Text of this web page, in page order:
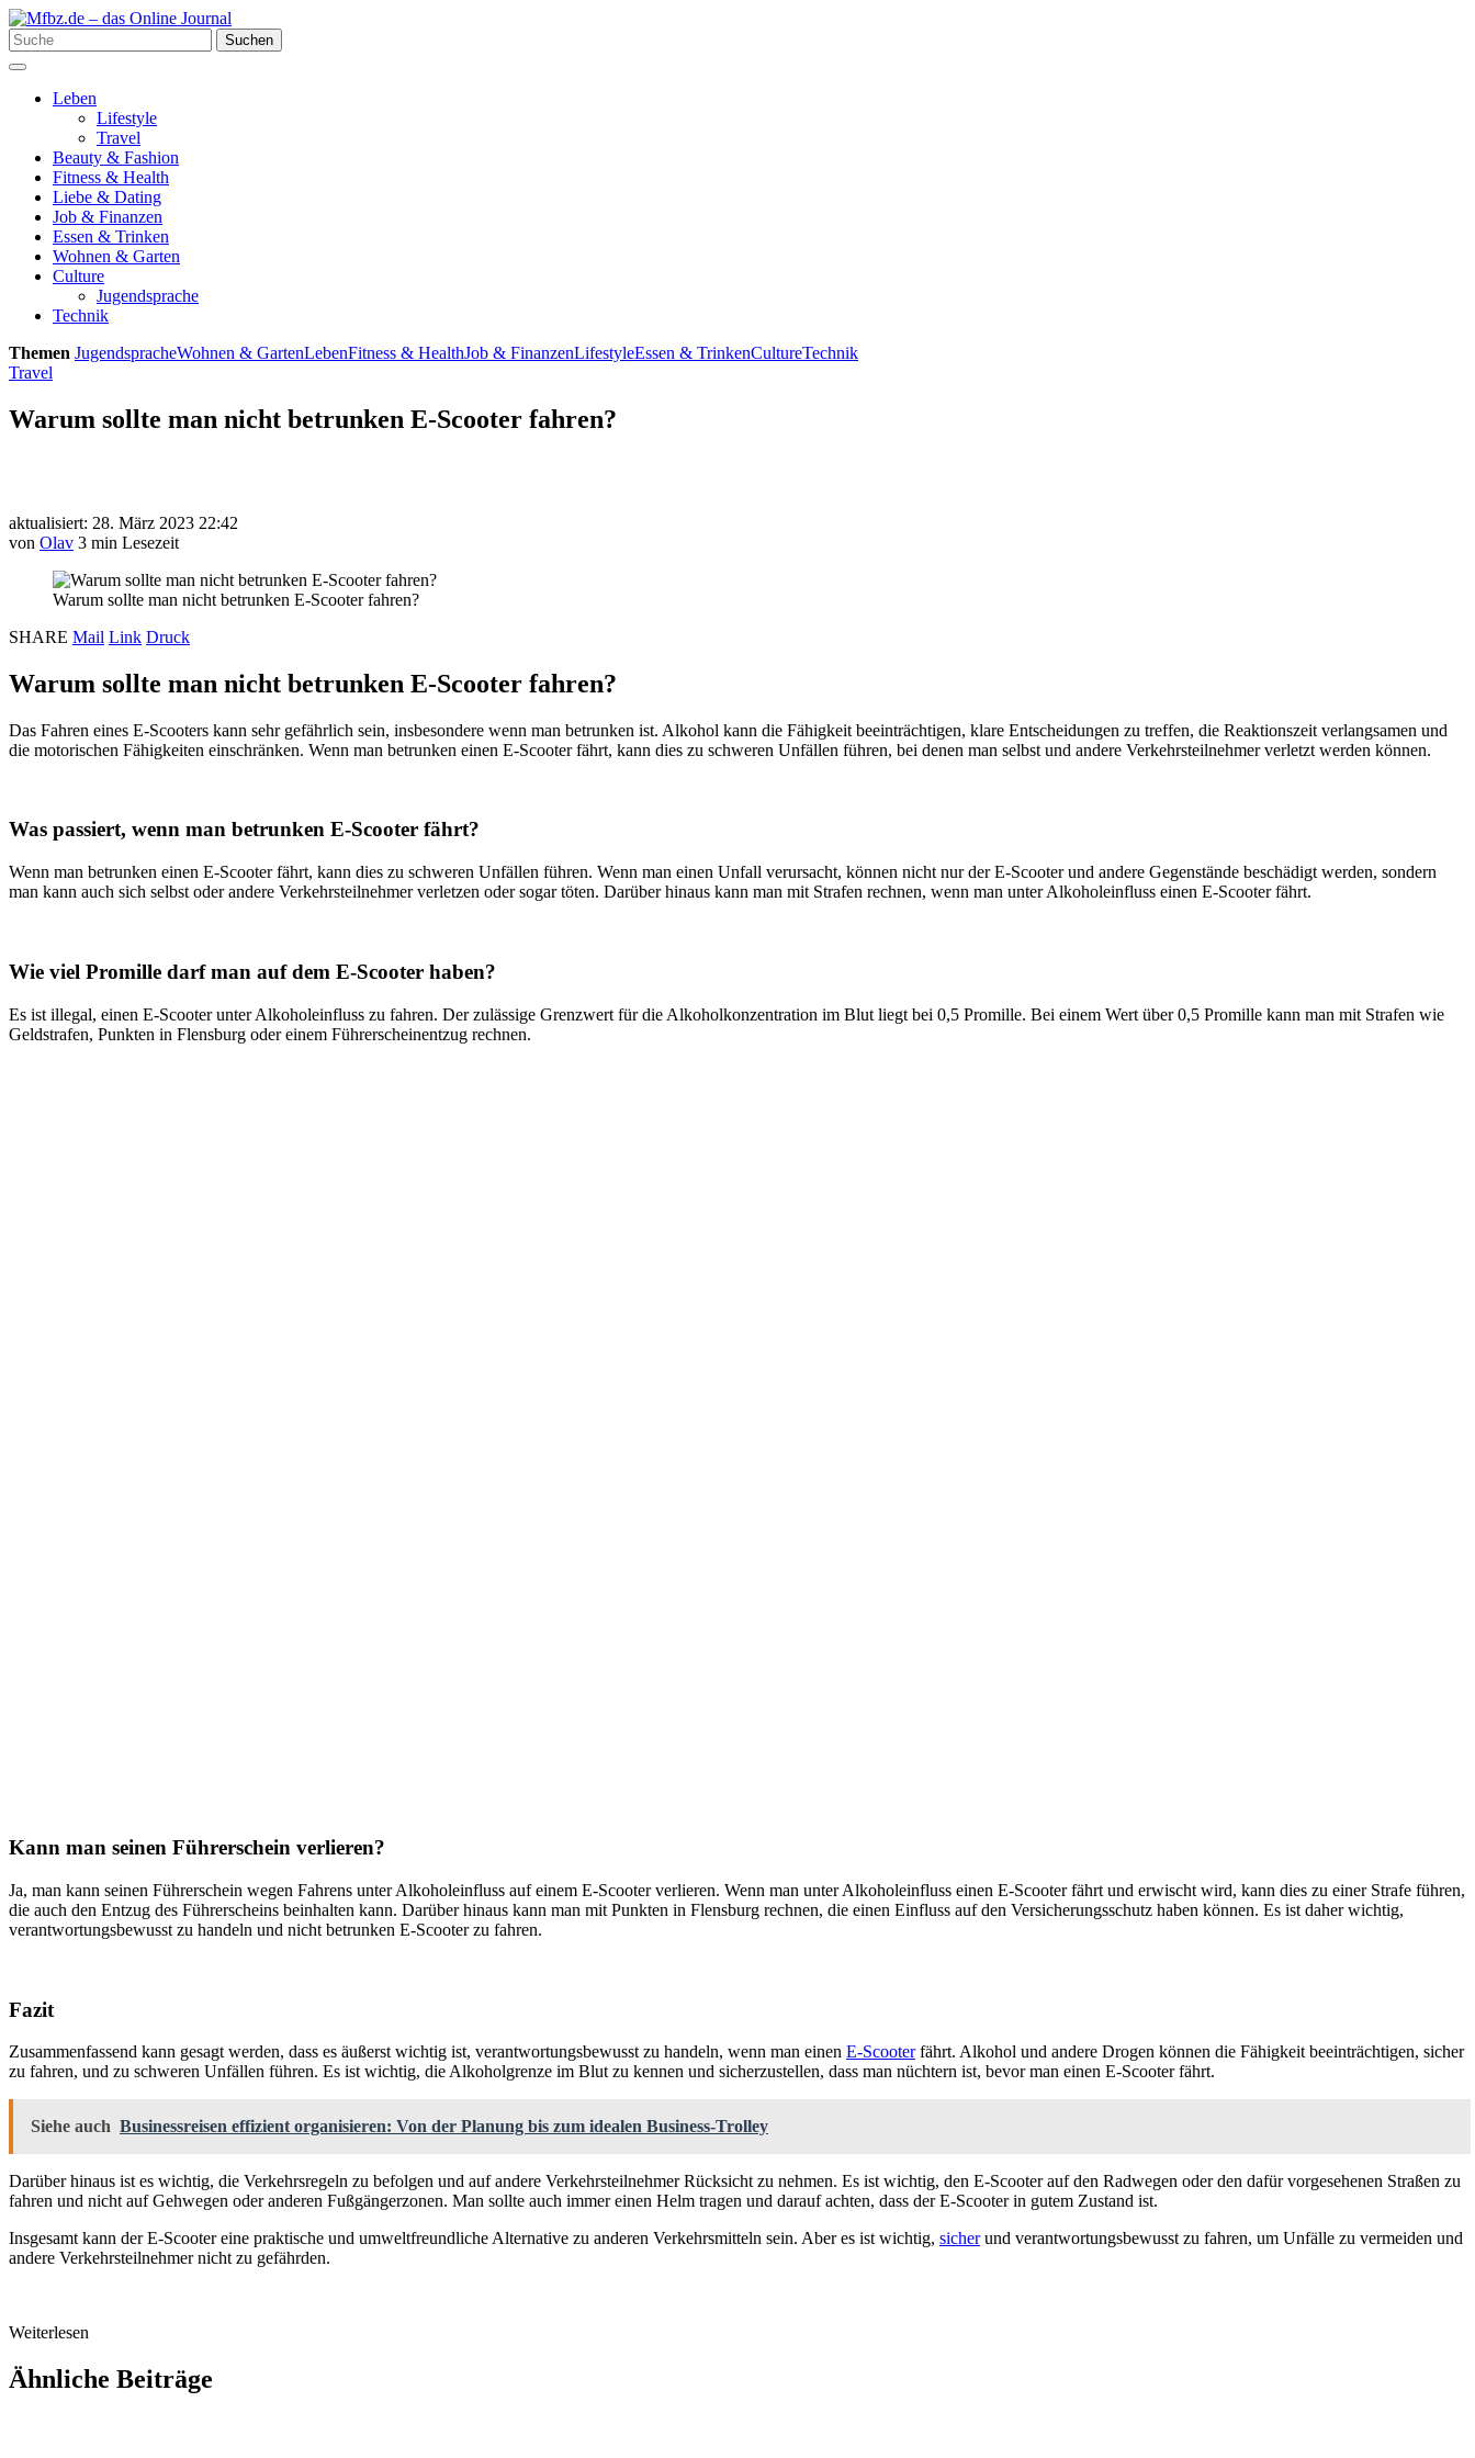
Skip
to
content
Search
for:
Suchen
Menu
Leben
Lifestyle
Travel
Beauty & Fashion
Fitness & Health
Liebe & Dating
Job & Finanzen
Essen & Trinken
Wohnen & Garten
Culture
Jugendsprache
Technik
Themen JugendspracheWohnen & GartenLebenFitness & HealthJob & FinanzenLifestyleEssen & TrinkenCultureTechnik
Travel
Warum sollte man nicht betrunken E-Scooter fahren?
aktualisiert: 28. März 2023 22:42
von Olav 3 min Lesezeit
Warum sollte man nicht betrunken E-Scooter fahren?
SHARE Mail Link Druck
Warum sollte man nicht betrunken E-Scooter fahren?
Das Fahren eines E-Scooters kann sehr gefährlich sein, insbesondere wenn man betrunken ist. Alkohol kann die Fähigkeit beeinträchtigen, klare Entscheidungen zu treffen, die Reaktionszeit verlangsamen und
die motorischen Fähigkeiten einschränken. Wenn man betrunken einen E-Scooter fährt, kann dies zu schweren Unfällen führen, bei denen man selbst und andere Verkehrsteilnehmer verletzt werden können.
Was passiert, wenn man betrunken E-Scooter fährt?
Wenn man betrunken einen E-Scooter fährt, kann dies zu schweren Unfällen führen. Wenn man einen Unfall verursacht, können nicht nur der E-Scooter und andere Gegenstände beschädigt werden, sondern
man kann auch sich selbst oder andere Verkehrsteilnehmer verletzen oder sogar töten. Darüber hinaus kann man mit Strafen rechnen, wenn man unter Alkoholeinfluss einen E-Scooter fährt.
Wie viel Promille darf man auf dem E-Scooter haben?
Es ist illegal, einen E-Scooter unter Alkoholeinfluss zu fahren. Der zulässige Grenzwert für die Alkoholkonzentration im Blut liegt bei 0,5 Promille. Bei einem Wert über 0,5 Promille kann man mit Strafen wie
Geldstrafen, Punkten in Flensburg oder einem Führerscheinentzug rechnen.
Kann man seinen Führerschein verlieren?
Ja, man kann seinen Führerschein wegen Fahrens unter Alkoholeinfluss auf einem E-Scooter verlieren. Wenn man unter Alkoholeinfluss einen E-Scooter fährt und erwischt wird, kann dies zu einer Strafe führen,
die auch den Entzug des Führerscheins beinhalten kann. Darüber hinaus kann man mit Punkten in Flensburg rechnen, die einen Einfluss auf den Versicherungsschutz haben können. Es ist daher wichtig,
verantwortungsbewusst zu handeln und nicht betrunken E-Scooter zu fahren.
Fazit
Zusammenfassend kann gesagt werden, dass es äußerst wichtig ist, verantwortungsbewusst zu handeln, wenn man einen E-Scooterfährt. Alkohol und andere Drogen können die Fähigkeit beeinträchtigen, sicher
zu fahren, und zu schweren Unfällen führen. Es ist wichtig, die Alkoholgrenze im Blut zu kennen und sicherzustellen, dass man nüchtern ist, bevor man einen E-Scooter fährt.
Siehe auch Businessreisen effizient organisieren: Von der Planung bis zum idealen Business-Trolley
Darüber hinaus ist es wichtig, die Verkehrsregeln zu befolgen und auf andere Verkehrsteilnehmer Rücksicht zu nehmen. Es ist wichtig, den E-Scooter auf den Radwegen oder den dafür vorgesehenen Straßen zu
fahren und nicht auf Gehwegen oder anderen Fußgängerzonen. Man sollte auch immer einen Helm tragen und darauf achten, dass der E-Scooter in gutem Zustand ist.
Insgesamt kann der E-Scooter eine praktische und umweltfreundliche Alternative zu anderen Verkehrsmitteln sein. Aber es ist wichtig, sicherund verantwortungsbewusst zu fahren, um Unfälle zu vermeiden und
andere Verkehrsteilnehmer nicht zu gefährden.
Weiterlesen
Ähnliche Beiträge